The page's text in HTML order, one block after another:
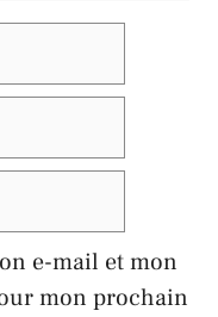
e-mail et mon
mon prochain